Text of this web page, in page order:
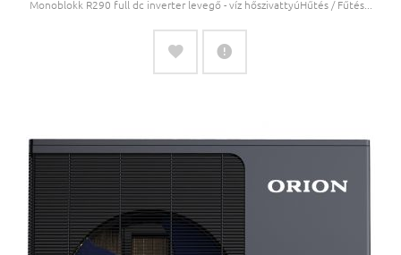
Monoblokk R290 full dc inverter levegő - víz hőszivattyúHűtés / Fűtés...